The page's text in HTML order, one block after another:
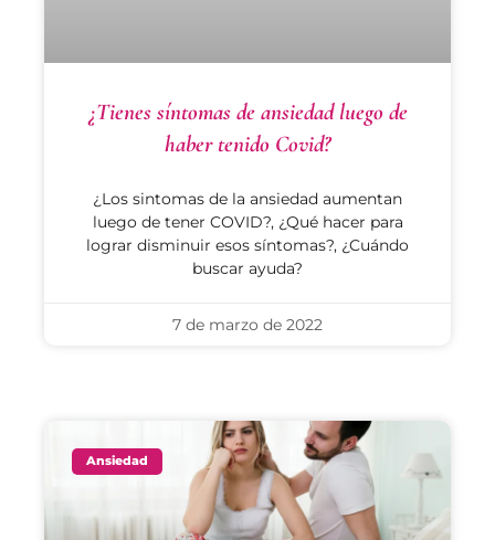
¿Tienes síntomas de ansiedad luego de
haber tenido Covid?
¿Los sintomas de la ansiedad aumentan
luego de tener COVID?, ¿Qué hacer para
lograr disminuir esos síntomas?, ¿Cuándo
buscar ayuda?
7 de marzo de 2022
Ansiedad